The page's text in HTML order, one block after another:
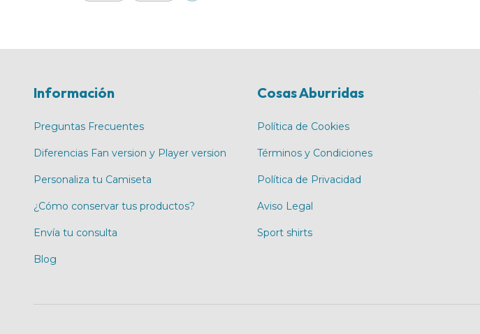
Información
Preguntas Frecuentes
Diferencias Fan version y Player version
Personaliza tu Camiseta
¿Cómo conservar tus productos?
Envía tu consulta
Blog
Cosas Aburridas
Política de Cookies
Términos y Condiciones
Política de Privacidad
Aviso Legal
Sport shirts